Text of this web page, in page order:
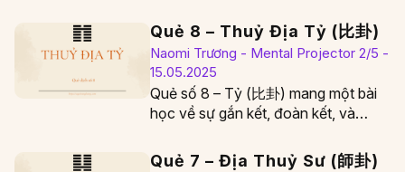
Quẻ 8 – Thuỷ Địa Tỷ (比卦)
Naomi Trương - Mental Projector 2/5 -
15.05.2025
Quẻ số 8 – Tỷ (比卦) mang một bài
học về sự gắn kết, đoàn kết, và
Quẻ 7 – Địa Thuỷ Sư (師卦)